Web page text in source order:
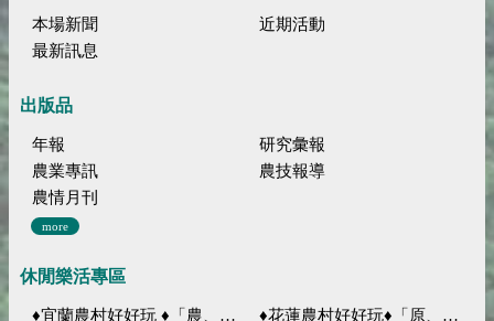
本場新聞
近期活動
最新訊息
出版品
年報
研究彙報
農業專訊
農技報導
農情月刊
more
休閒樂活專區
♦宜蘭農村好好玩 ♦「農、藝、山、水」四條遊程推薦 ♦花蓮農村好好玩♦「原、生、慢、活」四條遊程推薦